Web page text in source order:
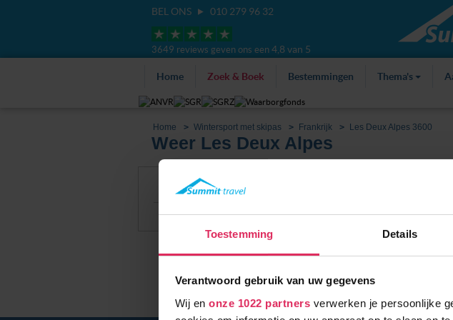
Toestemming Details
Verantwoord gebruik van uw gegevens
Wij en onze 1022 partners verwerken je persoonlijke
BEL ONS 010 279 96 32
3649 reviews geven ons een 4,8 van 5
Home Zoek & Boek Bestemmingen Thema's
Home Wintersport met skipas Frankrijk Les Deux Alpes 3600
Weer Les Deux Alpes
Filter
Sneeuwhoogte